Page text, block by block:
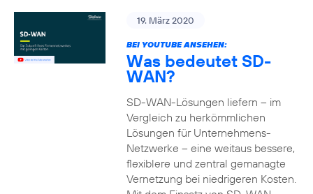
19. März 2020
BEI YOUTUBE ANSEHEN:
Was bedeutet SD-
WAN?
SD-WAN-Lösungen liefern – im
Vergleich zu herkömmlichen
Lösungen für Unternehmens-
Netzwerke – eine weitaus bessere,
flexiblere und zentral gemanagte
Vernetzung bei niedrigeren Kosten.